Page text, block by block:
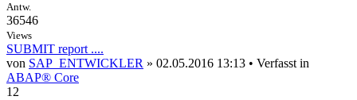
Antw.
36546
Views
SUBMIT report ....
von SAP_ENTWICKLER » 02.05.2016 13:13 • Verfasst in
ABAP® Core
12